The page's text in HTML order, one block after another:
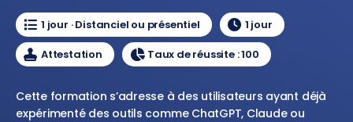
1 jour · Distanciel ou présentiel
1 jour
Attestation
Taux de réussite : 100
Cette formation s’adresse à des utilisateurs ayant déjà
expérimenté des outils comme ChatGPT, Claude ou